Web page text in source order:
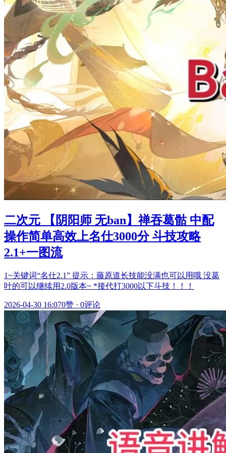
二次元 【阴阳师 无ban】禅吞葛骷 中配
操作简单高效上名仕3000分 斗技攻略
2.1+一图流
1~关键词“名仕2.1” 提示：藤原道长技能没满也可以用哦 没葛
叶的可以继续用2.0版本~ *接代打3000以下斗技！！！
2026-04-30 16:070赞 · 0评论